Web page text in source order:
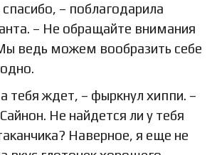
– поблагодарила
– Не обращайте внимания
ведь можем вообразить себе
тебя ждет, – фыркнул хиппи. –
Не найдется ли у тебя
Наверное, я еще не